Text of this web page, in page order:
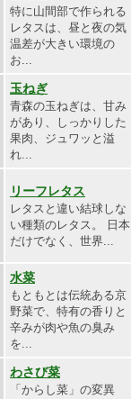
特に山間部で作られる
レタスは、昼と夜の気
温差が大きい環境の
お...
玉ねぎ
青森の玉ねぎは、甘み
があり、しっかりした
果肉、ジュワッと溢
れ...
リーフレタス
レタスと違い結球しな
い種類のレタス。 日本
だけでなく、世界...
水菜
もともとは伝統ある京
野菜で、特有の香りと
辛みが肉や魚の臭み
を...
わさび菜
「からし菜」の変異